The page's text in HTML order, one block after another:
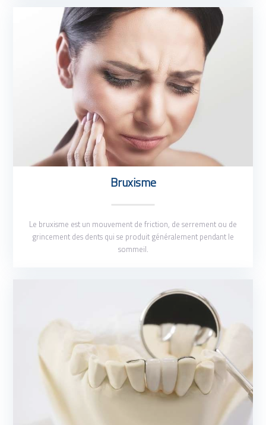
Bruxisme
Le bruxisme est un mouvement de friction, de serrement ou de
grincement des dents qui se produit généralement pendant le
sommeil.